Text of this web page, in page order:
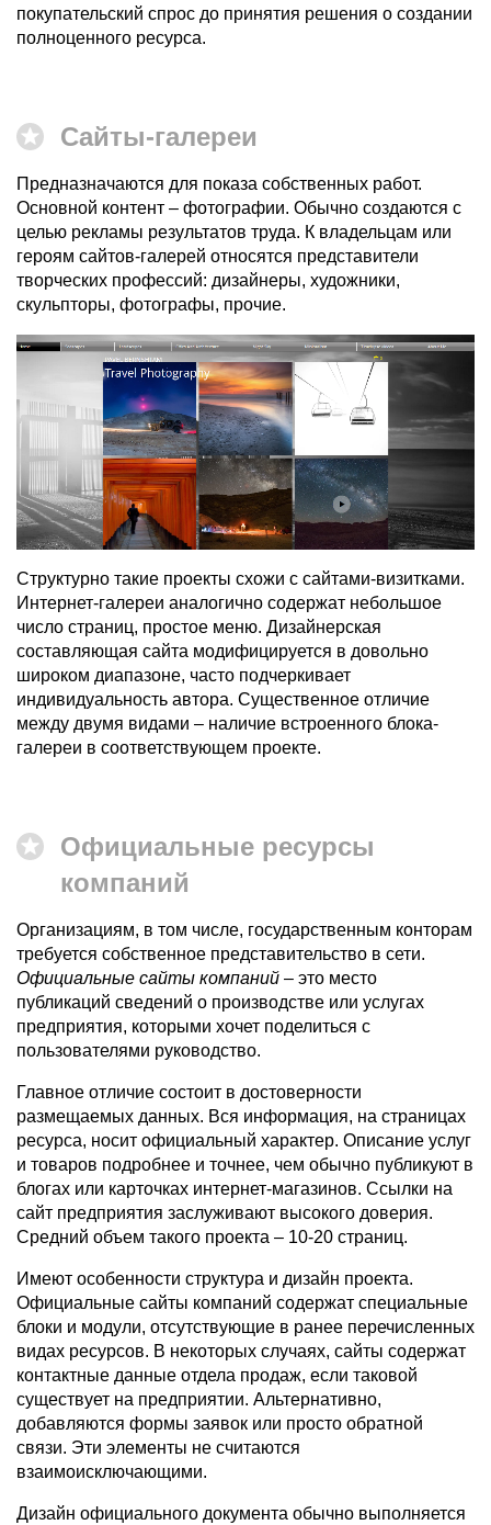
покупательский спрос до принятия решения о создании
полноценного ресурса.
Сайты-галереи
Предназначаются для показа собственных работ.
Основной контент – фотографии. Обычно создаются с
целью рекламы результатов труда. К владельцам или
героям сайтов-галерей относятся представители
творческих профессий: дизайнеры, художники,
скульпторы, фотографы, прочие.
Структурно такие проекты схожи с сайтами-визитками.
Интернет-галереи аналогично содержат небольшое
число страниц, простое меню. Дизайнерская
составляющая сайта модифицируется в довольно
широком диапазоне, часто подчеркивает
индивидуальность автора. Существенное отличие
между двумя видами – наличие встроенного блока-
галереи в соответствующем проекте.
Официальные ресурсы
компаний
Организациям, в том числе, государственным конторам
требуется собственное представительство в сети.
Официальные сайты компаний – это место
публикаций сведений о производстве или услугах
предприятия, которыми хочет поделиться с
пользователями руководство.
Главное отличие состоит в достоверности
размещаемых данных. Вся информация, на страницах
ресурса, носит официальный характер. Описание услуг
и товаров подробнее и точнее, чем обычно публикуют в
блогах или карточках интернет-магазинов. Ссылки на
сайт предприятия заслуживают высокого доверия.
Средний объем такого проекта – 10-20 страниц.
Имеют особенности структура и дизайн проекта.
Официальные сайты компаний содержат специальные
блоки и модули, отсутствующие в ранее перечисленных
видах ресурсов. В некоторых случаях, сайты содержат
контактные данные отдела продаж, если таковой
существует на предприятии. Альтернативно,
добавляются формы заявок или просто обратной
связи. Эти элементы не считаются
взаимоисключающими.
Дизайн официального документа обычно выполняется